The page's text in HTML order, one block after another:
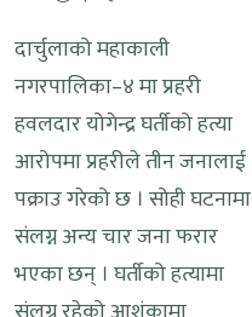
दार्चुलाको महाकाली
नगरपालिका–४ मा प्रहरी
हवलदार योगेन्द्र घर्तीको हत्या
आरोपमा प्रहरीले तीन जनालाई
पक्राउ गरेको छ । सोही घटनामा
संलग्न अन्य चार जना फरार
भएका छन् । घर्तीको हत्यामा